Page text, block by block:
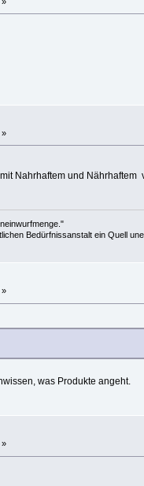
»
Nahrhaftem und Nährhaftem
Bedürfnissanstalt ein Quell
»
was Produkte angeht.
»